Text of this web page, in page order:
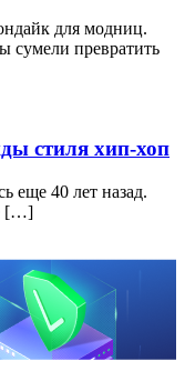
для модниц.
сумели превратить
стиля хип-хоп
еще 40 лет назад.
[…]